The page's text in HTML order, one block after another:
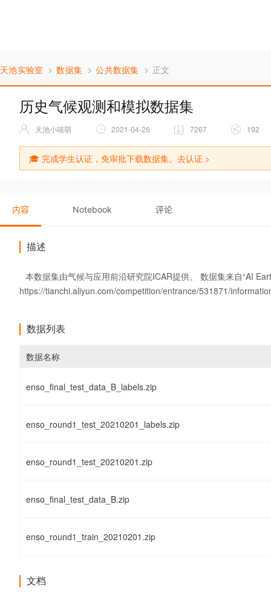
天池实验室 数据集 公共数据集 正文
历史气候观测和模拟数据集
天池小喵萌 2021-04-26 7267 192
🎓 完成学生认证，免审批下载数据集。 去认证 >
内容 Notebook 评论
描述
本数据集由气候与应用前沿研究院ICAR提供。 数据集来自“AI
https://tianchi.aliyun.com/competition/entrance/531871/
数据列表
数据名称
enso_final_test_data_B_labels.zip
enso_round1_test_20210201_labels.zip
enso_round1_test_20210201.zip
enso_final_test_data_B.zip
enso_round1_train_20210201.zip
文档